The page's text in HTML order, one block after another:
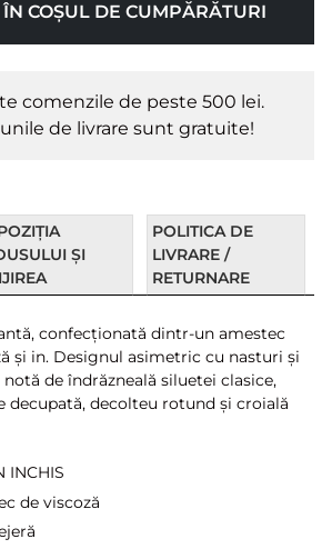
COȘUL DE CUMPĂRĂTURI
comenzile de peste 500 lei.
de livrare sunt gratuite!
ȘI
POLITICA DE
LIVRARE /
RETURNARE
confecționată dintr-un amestec
și in. Designul asimetric cu nasturi și
de îndrăzneală siluetei clasice,
decupată, decolteu rotund și croială
INCHIS
de viscoză